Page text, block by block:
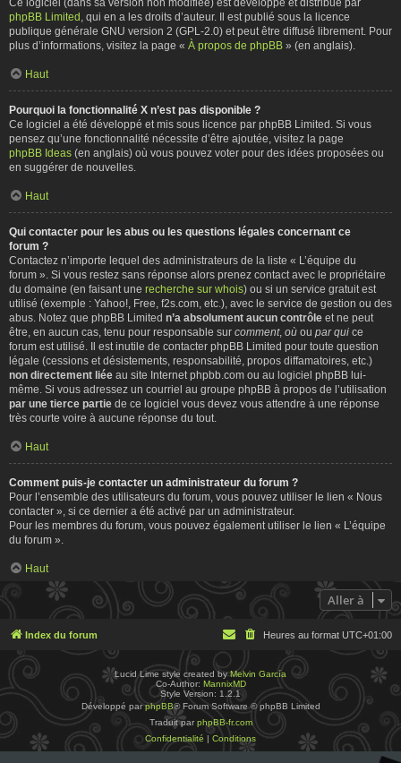
phpBB Limited , qui en a les droits d’auteur. Il est publié sous la licence
publique générale GNU version 2 (GPL-2.0) et peut être diffusé librement. Pour
plus d’informations, visitez la page « À propos de phpBB » (en anglais).
Haut
Pourquoi la fonctionnalité X n’est pas disponible ?
Ce logiciel a été développé et mis sous licence par phpBB Limited. Si vous
pensez qu’une fonctionnalité nécessite d’être ajoutée, visitez la page
phpBB Ideas (en anglais) où vous pouvez voter pour des idées proposées ou
en suggérer de nouvelles.
Haut
Qui contacter pour les abus ou les questions légales concernant ce
forum ?
Contactez n’importe lequel des administrateurs de la liste « L’équipe du
forum ». Si vous restez sans réponse alors prenez contact avec le propriétaire
du domaine (en faisant une recherche sur whois) ou si un service gratuit est
utilisé (exemple : Yahoo!, Free, f2s.com, etc.), avec le service de gestion ou des
abus. Notez que phpBB Limited n’a absolument aucun contrôle et ne peut
être, en aucun cas, tenu pour responsable sur comment, où ou par qui ce
forum est utilisé. Il est inutile de contacter phpBB Limited pour toute question
légale (cessions et désistements, responsabilité, propos diffamatoires, etc.)
non directement liée au site Internet phpbb.com ou au logiciel phpBB lui-
même. Si vous adressez un courriel au groupe phpBB à propos de l’utilisation
par une tierce partie de ce logiciel vous devez vous attendre à une réponse
très courte voire à aucune réponse du tout.
Haut
Comment puis-je contacter un administrateur du forum ?
Pour l’ensemble des utilisateurs du forum, vous pouvez utiliser le lien « Nous
contacter », si ce dernier a été activé par un administrateur.
Pour les membres du forum, vous pouvez également utiliser le lien « L’équipe
du forum ».
Haut
Aller à
Index du forum Heures au format UTC+01:00
Lucid Lime style created byMelvin García
Co-Author: MannixMD
Style Version: 1.2.1
Développé parphpBB® Forum Software © phpBB Limited
Traduit par phpBB-fr.com
Confidentialité | Conditions